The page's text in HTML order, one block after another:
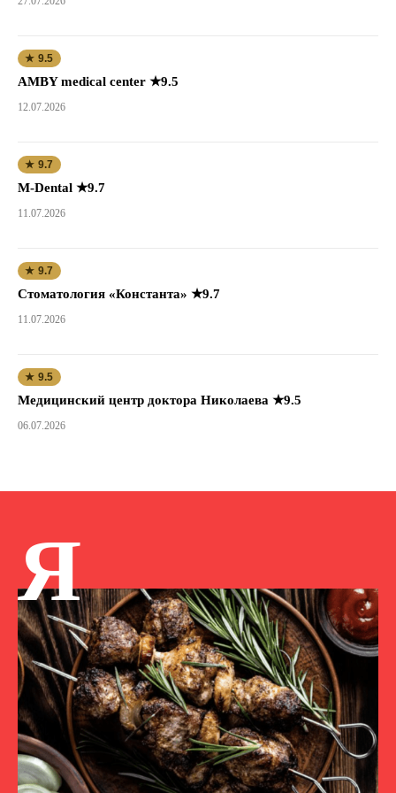
★ 9.5
AMBY medical center ★9.5
12.07.2026
★ 9.7
M-Dental ★9.7
11.07.2026
★ 9.7
Стоматология «Константа» ★9.7
11.07.2026
★ 9.5
Медицинский центр доктора Николаева ★9.5
06.07.2026
Я